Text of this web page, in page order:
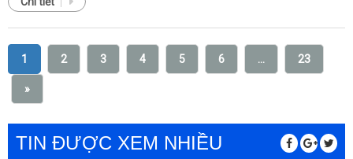
1 2 3 4 5 6 ... 23
»
TIN ĐƯỢC XEM NHIỀU